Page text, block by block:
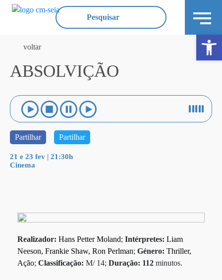
voltar
ABSOLVIÇÃO
Partilhar Partilhar
21 e 23 fev | 21:30h
Cinema
Realizador: Hans Petter Moland; Intérpretes: Liam
Neeson, Frankie Shaw, Ron Perlman; Género: Thriller,
Ação; Classificação: M/ 14; Duração: 112 minutos.